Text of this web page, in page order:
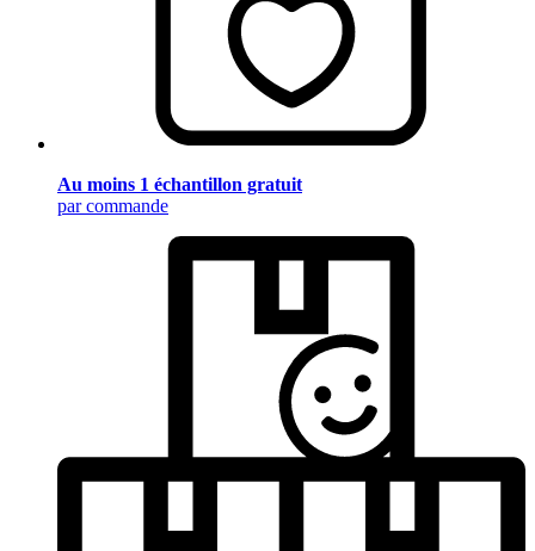
Au moins 1 échantillon gratuit
par commande